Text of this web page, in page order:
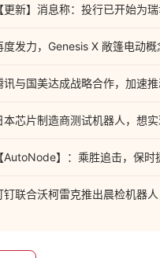
【更新】消息称：投行已开始为
度发力，Genesis X 敞篷电动
讯与国美达成战略合作，加速
本芯片制造商测试机器人，想
【AutoNode】：乘胜追击，保
钉联合沃柯雷克推出晨检机器